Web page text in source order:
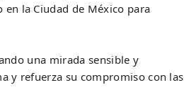
la Ciudad de México para
una mirada sensible y
y refuerza su compromiso con las